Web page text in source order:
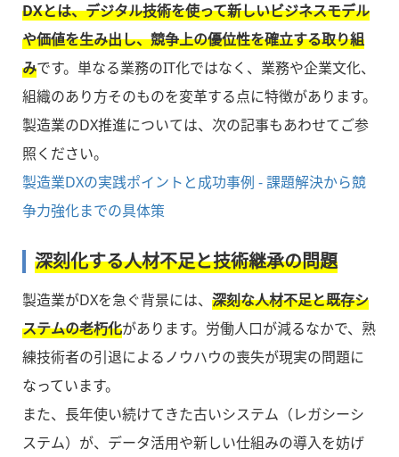
DXとは、デジタル技術を使って新しいビジネスモデル
や価値を生み出し、競争上の優位性を確立する取り組
みです。単なる業務のIT化ではなく、業務や企業文化、
組織のあり方そのものを変革する点に特徴があります。
製造業のDX推進については、次の記事もあわせてご参
照ください。
製造業DXの実践ポイントと成功事例 - 課題解決から競
争力強化までの具体策
深刻化する人材不足と技術継承の問題
製造業がDXを急ぐ背景には、 深刻な人材不足と既存シ
ステムの老朽化があります。労働人口が減るなかで、熟
練技術者の引退によるノウハウの喪失が現実の問題に
なっています。
また、長年使い続けてきた古いシステム（レガシーシ
ステム）が、データ活用や新しい仕組みの導入を妨げ